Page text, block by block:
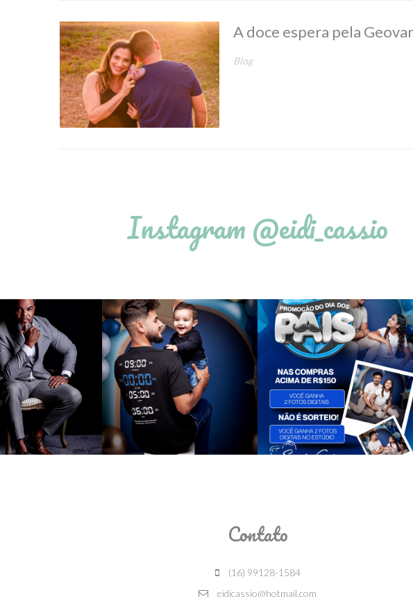
A doce espera pela
Blog
Instagram @eidi_cassio
Contato
(16) 99128-1584
eidicassio@hotmail.com